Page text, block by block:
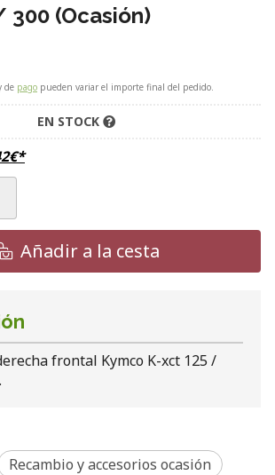
300 (Ocasión)
de pago pueden variar el importe final del pedido.
EN STOCK
€*
Añadir a la cesta
frontal Kymco K-xct 125 /
Recambio y accesorios ocasión